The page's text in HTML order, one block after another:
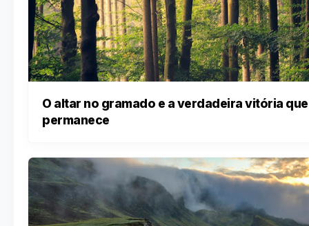
O altar no gramado e a verdadeira vitória que
permanece